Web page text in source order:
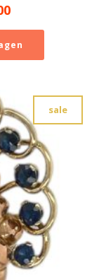
Huidige
prijs
is:
€ 11.320,00.
sale